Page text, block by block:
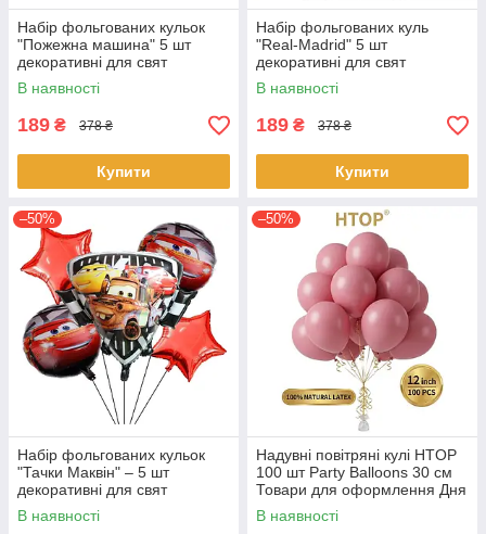
Набір фольгованих кульок
"Пожежна машина" 5 шт
декоративні для свят
В наявності
189 ₴ 378 ₴
Купити
Набір фольгованих куль
"Real-Madrid" 5 шт
декоративні для свят
В наявності
189 ₴ 378 ₴
Купити
–50%
Набір фольгованих кульок
"Тачки Маквін" – 5 шт
декоративні для свят
В наявності
–50%
Надувні повітряні кулі HTOP
100 шт Party Balloons 30 см
Товари для оформлення Дня
народження Святкова
атрибутика Темно Рожевий
В наявності